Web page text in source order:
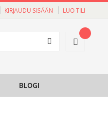
KIRJAUDU SISÄÄN LUO TILI
Ostoskori
BLOGI